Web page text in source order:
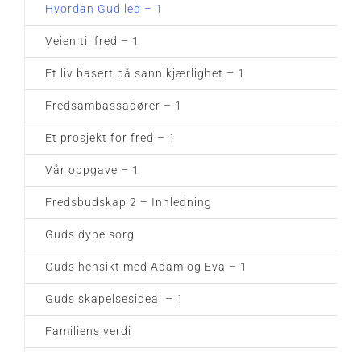
Hvordan Gud led – 1
Veien til fred – 1
Et liv basert på sann kjærlighet – 1
Fredsambassadører – 1
Et prosjekt for fred – 1
Vår oppgave – 1
Fredsbudskap 2 – Innledning
Guds dype sorg
Guds hensikt med Adam og Eva – 1
Guds skapelsesideal – 1
Familiens verdi